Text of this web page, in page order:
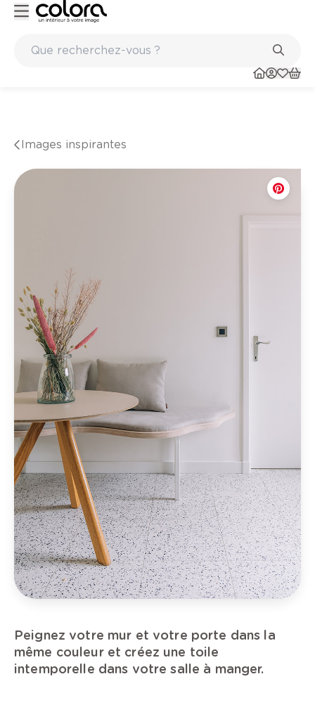
Images inspirantes
Peignez votre mur et votre porte dans la
même couleur et créez une toile
intemporelle dans votre salle à manger.